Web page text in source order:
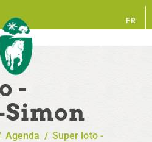
FR
-
Agenda / Super loto -